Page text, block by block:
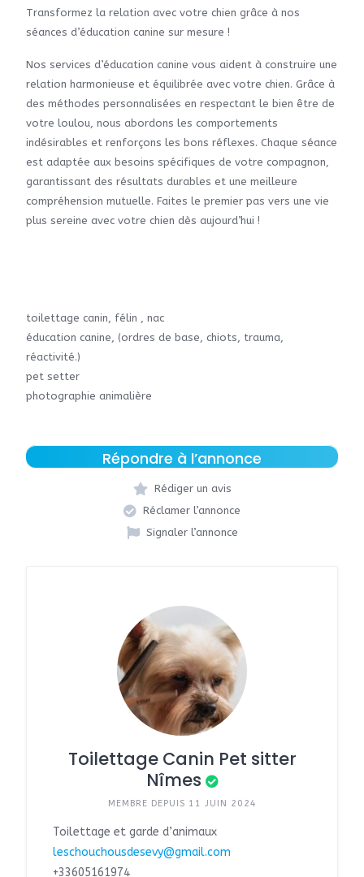
Transformez la relation avec votre chien grâce à nos
séances d’éducation canine sur mesure !
Nos services d’éducation canine vous aident à construire une
relation harmonieuse et équilibrée avec votre chien. Grâce à
des méthodes personnalisées en respectant le bien être de
votre loulou, nous abordons les comportements
indésirables et renforçons les bons réflexes. Chaque séance
est adaptée aux besoins spécifiques de votre compagnon,
garantissant des résultats durables et une meilleure
compréhension mutuelle. Faites le premier pas vers une vie
plus sereine avec votre chien dès aujourd’hui !
toilettage canin, félin , nac
éducation canine, (ordres de base, chiots, trauma,
réactivité.)
pet setter
photographie animalière
Répondre à l’annonce
Rédiger un avis
Réclamer l’annonce
Signaler l’annonce
Toilettage Canin Pet sitter
Nîmes
MEMBRE DEPUIS 11 JUIN 2024
Toilettage et garde d’animaux
leschouchousdesevy@gmail.com
+33605161974